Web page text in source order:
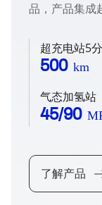
品，产品集成
通过模块化
新能源汽车
超充电站5
500 km
气态加氢站
45/90
了解产品